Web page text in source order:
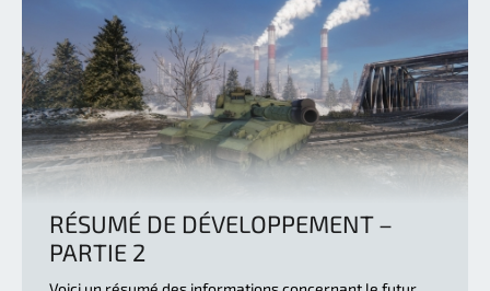
RÉSUMÉ DE DÉVELOPPEMENT –
PARTIE 2